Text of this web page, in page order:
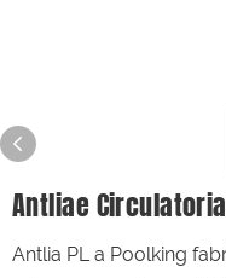
Antliae
Antlia PL a Poolking